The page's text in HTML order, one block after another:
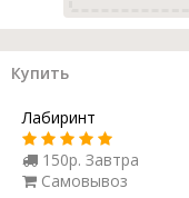
Купить
Лабиринт
150р. Завтра
Самовывоз